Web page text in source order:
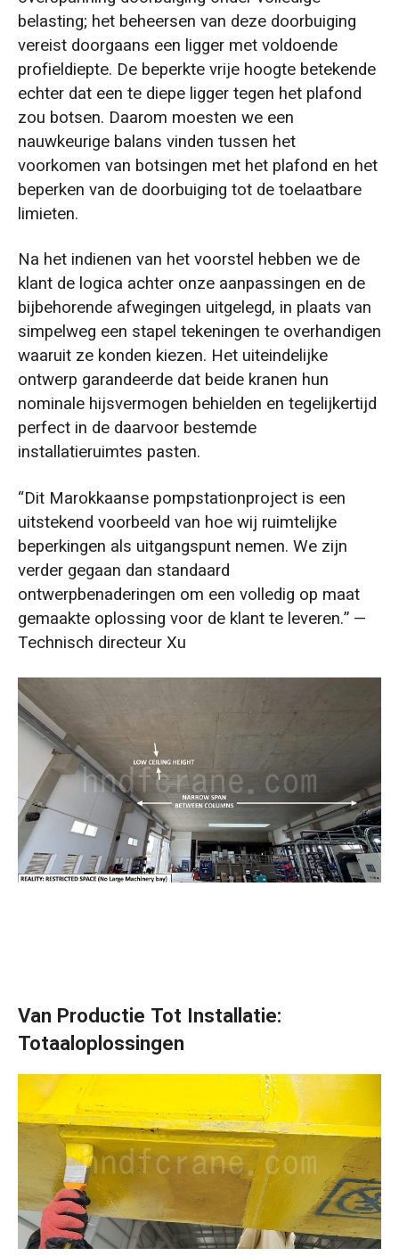
belasting; het beheersen van deze doorbuiging
vereist doorgaans een ligger met voldoende
profieldiepte. De beperkte vrije hoogte betekende
echter dat een te diepe ligger tegen het plafond
zou botsen. Daarom moesten we een
nauwkeurige balans vinden tussen het
voorkomen van botsingen met het plafond en het
beperken van de doorbuiging tot de toelaatbare
limieten.
Na het indienen van het voorstel hebben we de
klant de logica achter onze aanpassingen en de
bijbehorende afwegingen uitgelegd, in plaats van
simpelweg een stapel tekeningen te overhandigen
waaruit ze konden kiezen. Het uiteindelijke
ontwerp garandeerde dat beide kranen hun
nominale hijsvermogen behielden en tegelijkertijd
perfect in de daarvoor bestemde
installatieruimtes pasten.
“Dit Marokkaanse pompstationproject is een
uitstekend voorbeeld van hoe wij ruimtelijke
beperkingen als uitgangspunt nemen. We zijn
verder gegaan dan standaard
ontwerpbenaderingen om een volledig op maat
gemaakte oplossing voor de klant te leveren.” —
Technisch directeur Xu
Van Productie Tot Installatie:
Totaaloplossingen